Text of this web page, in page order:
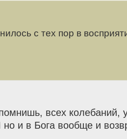
с тех пор в
всех колебаний,
и в Бога вообще и